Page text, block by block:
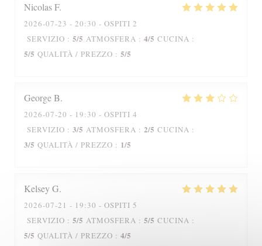
NicolasF
2026-07-23 - 20:30 - OSPITI 2
SERVIZIO : 5/5 ATMOSFERA : 4/5 CUCINA :
5/5 QUALITÀ / PREZZO : 5/5
GeorgeB
2026-07-20 - 19:30 - OSPITI 4
SERVIZIO : 3/5 ATMOSFERA : 2/5 CUCINA :
3/5 QUALITÀ / PREZZO : 1/5
KelseyG
2026-07-21 - 19:30 - OSPITI 5
SERVIZIO : 5/5 ATMOSFERA : 5/5 CUCINA :
5/5 QUALITÀ / PREZZO : 4/5